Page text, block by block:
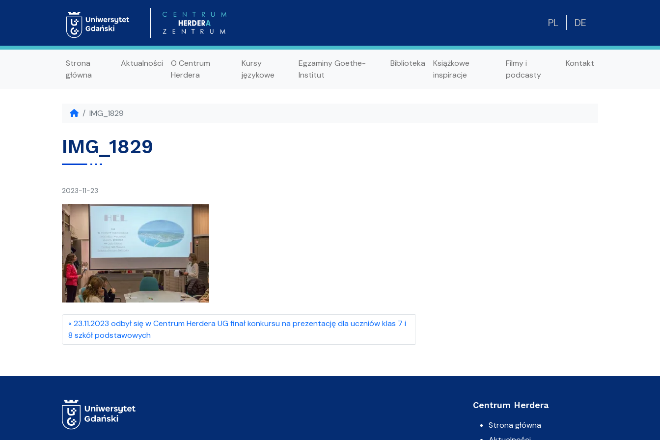
PL DE
Strona
główna
Aktualności
O Centrum
Herdera
Kursy
językowe
Egzaminy Goethe-
Institut
Biblioteka
Książkowe
inspiracje
Filmy i
podcasty
Kontakt
IMG_1829
IMG_1829
2023-11-23
23.11.2023 odbył się w Centrum Herdera UG finał konkursu na prezentację dla uczniów klas 7 i
8 szkół podstawowych
Centrum Herdera
Strona główna